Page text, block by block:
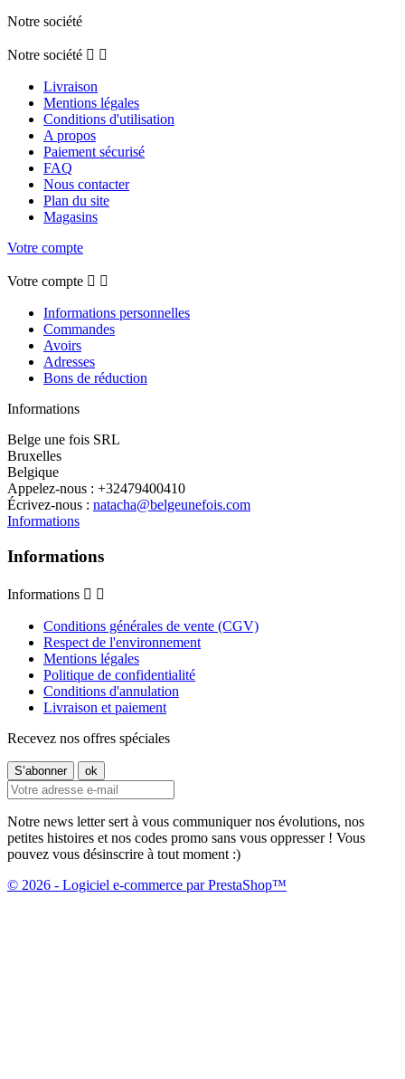
Notre société
Notre société  
Livraison
Mentions légales
Conditions d'utilisation
A propos
Paiement sécurisé
FAQ
Nous contacter
Plan du site
Magasins
Votre compte
Votre compte  
Informations personnelles
Commandes
Avoirs
Adresses
Bons de réduction
Informations
Belge une fois SRL
Bruxelles
Belgique
Appelez-nous : +32479400410
Écrivez-nous : natacha@belgeunefois.com
Informations
Informations
Informations  
Conditions générales de vente (CGV)
Respect de l'environnement
Mentions légales
Politique de confidentialité
Conditions d'annulation
Livraison et paiement
Recevez nos offres spéciales
Notre news letter sert à vous communiquer nos évolutions, nos
petites histoires et nos codes promo sans vous oppresser ! Vous
pouvez vous désinscrire à tout moment :)
© 2026 - Logiciel e-commerce par PrestaShop™